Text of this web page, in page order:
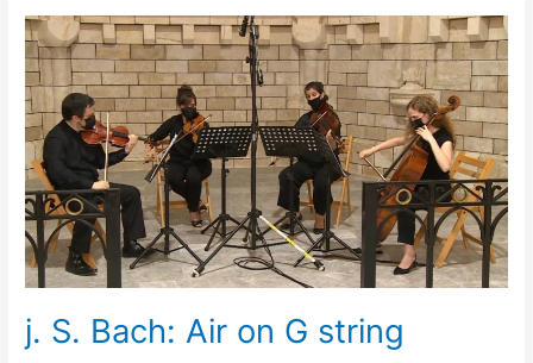
j. S. Bach: Air on G string
j.
S.
Bach:
Air
on
G
string